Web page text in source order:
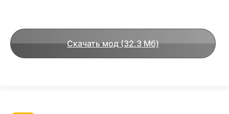
Скачать мод (32.3 Мб)